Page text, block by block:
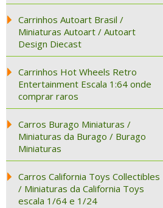
Carrinhos Autoart Brasil /
Miniaturas Autoart / Autoart
Design Diecast
Carrinhos Hot Wheels Retro
Entertainment Escala 1:64 onde
comprar raros
Carros Burago Miniaturas /
Miniaturas da Burago / Burago
Miniaturas
Carros California Toys Collectibles
/ Miniaturas da California Toys
escala 1/64 e 1/24